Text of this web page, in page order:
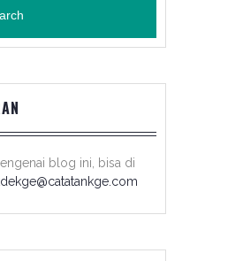
blog ini, bisa di